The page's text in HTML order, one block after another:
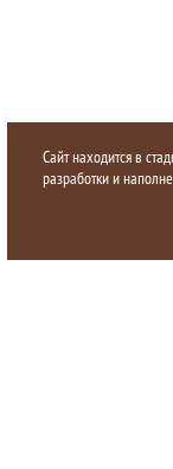
Сайт находится в
разработки и